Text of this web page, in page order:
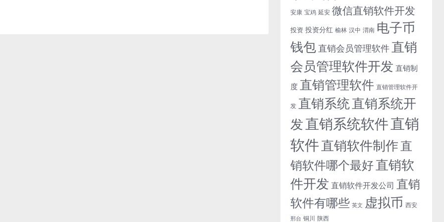
安康 宝鸡 延安 微信直销软件开发
投资 投资分红 榆林 汉中 渭南 电子币
钱包 直销会员管理软件 直销
会员管理软件开发 直销制
度 直销管理软件 直销管理软件开
发 直销系统直销系统开
发直销系统软件直销
软件直销软件制作直
销软件哪个最好直销软
件开发 直销软件开发公司 直销
软件有哪些 英文 虚拟币 西安
邢台 铜川 陕西